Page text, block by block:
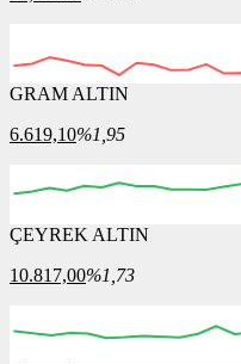
06:00 07:00
GRAM ALTIN
6.619,10%1,95
06:00 07:00
ÇEYREK ALTIN
10.817,00%1,73